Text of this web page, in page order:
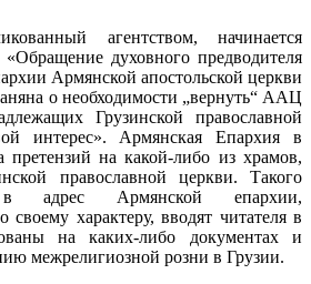
агентством, начинается
духовного предводителя
Армянской апостольской церкви
о необходимости „вернуть“ ААЦ
Грузинской православной
интерес». Армянская Епархия в
претензий на какой-либо из храмов,
православной церкви. Такого
адрес Армянской епархии,
характеру, вводят читателя в
на каких-либо документах и
межрелигиозной розни в Грузии.